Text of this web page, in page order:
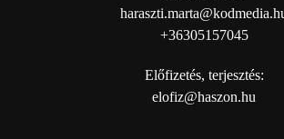
+36305157045
Előfizetés, terjesztés:
elofiz@haszon.hu